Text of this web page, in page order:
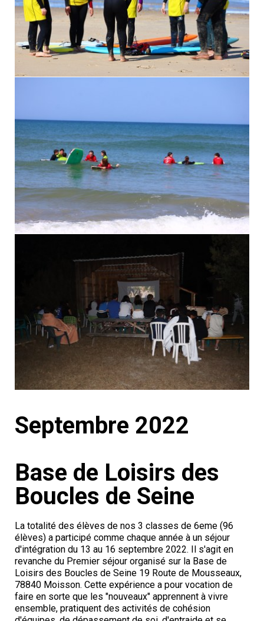
Septembre 2022
Base de Loisirs des
Boucles de Seine
La totalité des élèves de nos 3 classes de 6eme (96
élèves) a participé comme chaque année à un séjour
d'intégration du 13 au 16 septembre 2022. Il s'agit en
revanche du Premier séjour organisé sur la Base de
Loisirs des Boucles de Seine 19 Route de Mousseaux,
78840 Moisson. Cette expérience a pour vocation de
faire en sorte que les "nouveaux" apprennent à vivre
ensemble, pratiquent des activités de cohésion